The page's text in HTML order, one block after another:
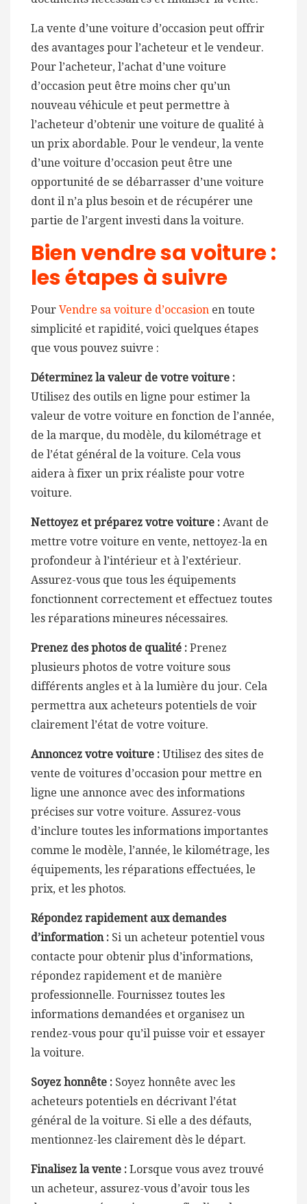
La vente d’une voiture d’occasion peut offrir
des avantages pour l’acheteur et le vendeur.
Pour l’acheteur, l’achat d’une voiture
d’occasion peut être moins cher qu’un
nouveau véhicule et peut permettre à
l’acheteur d’obtenir une voiture de qualité à
un prix abordable. Pour le vendeur, la vente
d’une voiture d’occasion peut être une
opportunité de se débarrasser d’une voiture
dont il n’a plus besoin et de récupérer une
partie de l’argent investi dans la voiture.
Bien vendre sa voiture :
les étapes à suivre
Pour Vendre sa voiture d’occasion en toute
simplicité et rapidité, voici quelques étapes
que vous pouvez suivre :
Déterminez la valeur de votre voiture :
Utilisez des outils en ligne pour estimer la
valeur de votre voiture en fonction de l’année,
de la marque, du modèle, du kilométrage et
de l’état général de la voiture. Cela vous
aidera à fixer un prix réaliste pour votre
voiture.
Nettoyez et préparez votre voiture : Avant de
mettre votre voiture en vente, nettoyez-la en
profondeur à l’intérieur et à l’extérieur.
Assurez-vous que tous les équipements
fonctionnent correctement et effectuez toutes
les réparations mineures nécessaires.
Prenez des photos de qualité : Prenez
plusieurs photos de votre voiture sous
différents angles et à la lumière du jour. Cela
permettra aux acheteurs potentiels de voir
clairement l’état de votre voiture.
Annoncez votre voiture : Utilisez des sites de
vente de voitures d’occasion pour mettre en
ligne une annonce avec des informations
précises sur votre voiture. Assurez-vous
d’inclure toutes les informations importantes
comme le modèle, l’année, le kilométrage, les
équipements, les réparations effectuées, le
prix, et les photos.
Répondez rapidement aux demandes
d’information : Si un acheteur potentiel vous
contacte pour obtenir plus d’informations,
répondez rapidement et de manière
professionnelle. Fournissez toutes les
informations demandées et organisez un
rendez-vous pour qu’il puisse voir et essayer
la voiture.
Soyez honnête : Soyez honnête avec les
acheteurs potentiels en décrivant l’état
général de la voiture. Si elle a des défauts,
mentionnez-les clairement dès le départ.
Finalisez la vente : Lorsque vous avez trouvé
un acheteur, assurez-vous d’avoir tous les